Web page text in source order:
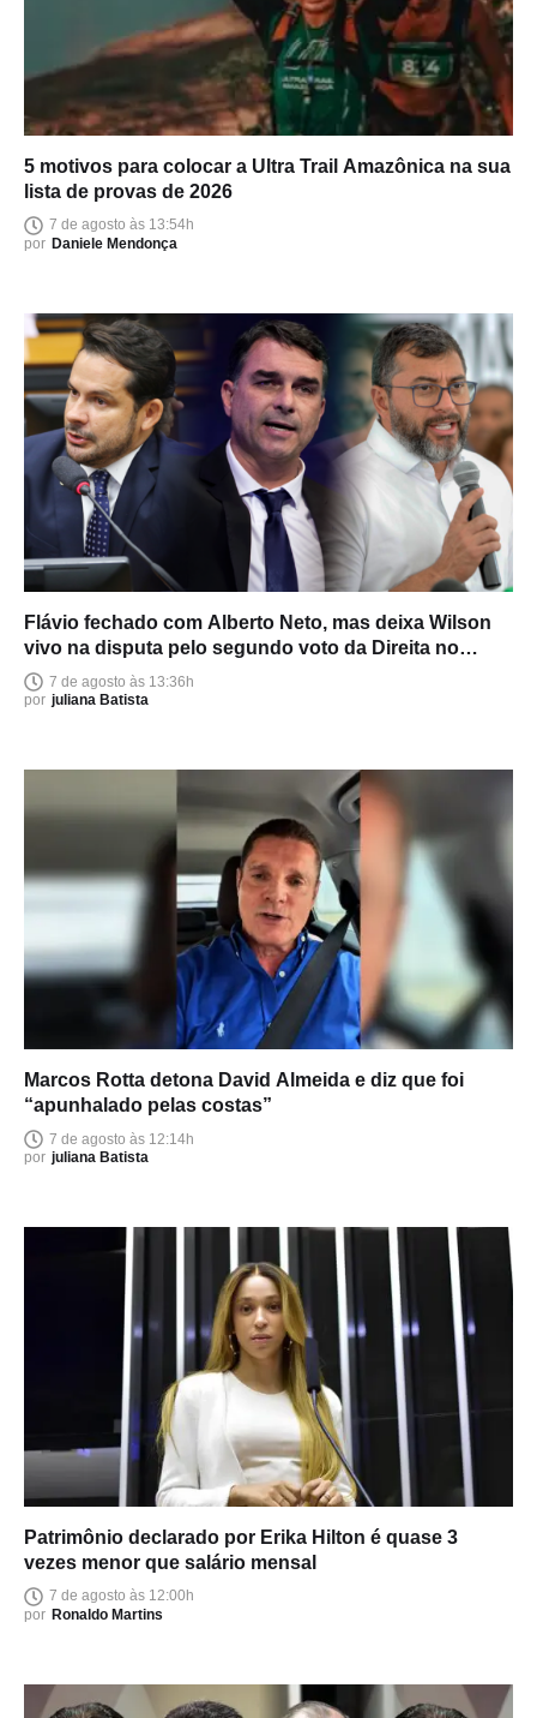
5 motivos para colocar a Ultra Trail Amazônica na sua
lista de provas de 2026
7 de agosto às 13:54h
por Daniele Mendonça
Flávio fechado com Alberto Neto, mas deixa Wilson
vivo na disputa pelo segundo voto da Direita no
Amazonas
7 de agosto às 13:36h
por juliana Batista
Marcos Rotta detona David Almeida e diz que foi
“apunhalado pelas costas”
7 de agosto às 12:14h
por juliana Batista
Patrimônio declarado por Erika Hilton é quase 3
vezes menor que salário mensal
7 de agosto às 12:00h
por Ronaldo Martins